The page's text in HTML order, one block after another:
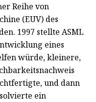
Reihe von
(EUV) des
1997 stellte ASML
eines
würde, kleinere,
und dann
ein